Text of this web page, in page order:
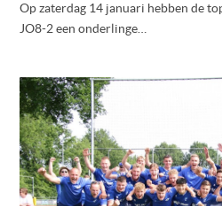
Op zaterdag 14 januari hebben de
JO8-2 een onderlinge…